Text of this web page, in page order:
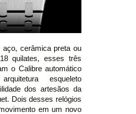
aço, cerâmica preta ou
quilates, esses três
o Calibre automático
esqueleto
dos artesãos da
Dois desses relógios
em um novo